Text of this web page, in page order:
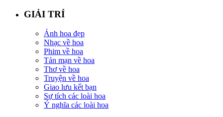
GIẢI TRÍ
Ảnh hoa đẹp
Nhạc về hoa
Phim về hoa
Tản mạn về hoa
Thơ về hoa
Truyện về hoa
Giao lưu kết bạn
Sự tích các loài hoa
Ý nghĩa các loài hoa